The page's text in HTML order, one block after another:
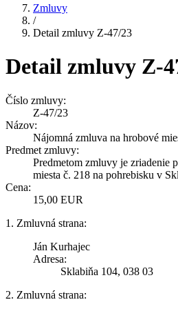
Zmluvy
/
Detail zmluvy Z-47/23
Detail zmluvy Z-
Číslo zmluvy:
Z-47/23
Názov:
Nájomná zmluva na hrobové
Predmet zmluvy:
Predmetom zmluvy je zriadenie
miesta č. 218 na pohrebisku v
Cena:
15,00 EUR
1. Zmluvná strana:
Ján Kurhajec
Adresa:
Sklabiňa 104, 038 03
2. Zmluvná strana: